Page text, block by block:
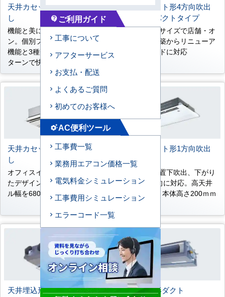
天井カセット形4方向吹出
し
機能と美にこだわったデザイ
ン。個別フラップポジション
機能と3種類のスイングパ
ターンで快適に。
天井カセット形4方向吹出
し コンパクトタイプ
コンパクトサイズで店舗・オ
フィスの新築からリニューア
ルまでワイドに対応
天井カセット形2方向吹出
し
オフィスインテリアを意識し
たデザイン。全能力ともパネ
ル幅を680ｍｍに統一
天井カセット形1方向吹出
し
コーナー設置下吹出、下がり
天井の2方向に対応。高天井
4.2ｍ対応。本体高さ200ｍｍ
薄型設計。
天井埋込形ビルトイン 天井埋込形ダクト
contact_support ご利用ガイド
工事について
アフターサービス
お支払・配送
よくあるご質問
初めてのお客様へ
settings_suggestAC便利ツール
工事費一覧
業務用エアコン価格一覧
電気料金シミュレーション
工事費用シミュレーション
エラーコード一覧